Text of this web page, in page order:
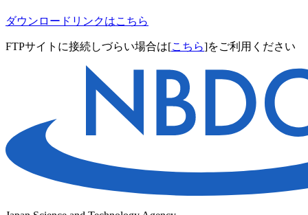
ダウンロードリンクはこちら
FTPサイトに接続しづらい場合は[こちら]をご利用ください